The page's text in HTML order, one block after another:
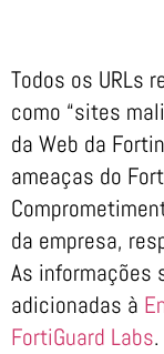
Todos os URLs
como “sites
da Web da
ameaças do
da empresa,
As informações
adicionadas à
FortiGuard Labs.